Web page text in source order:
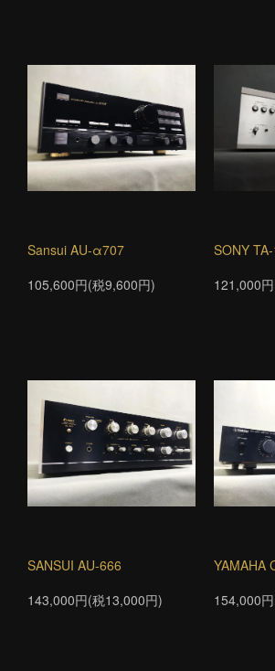
Sansui AU-α707
105,600円(税9,600円)
SONY
121,000
SANSUI AU-666
143,000円(税13,000円)
YAMAHA
154,000